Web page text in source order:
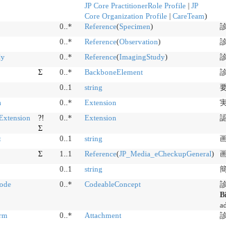
JP Core PractitionerRole Profile| JP
Core Organization Profile| CareTeam)
0..* Reference(Specimen)
0..* Reference(Observation)
0..* Reference(ImagingStudy)
Σ 0..* BackboneElement
0..1 string
0..* Extension
?!
Σ
0..* Extension
0..1 string
Σ 1..1 Reference(JP_Media_eCheckupGeneral)
0..1 string
0..* CodeableConcept
0..* Attachment